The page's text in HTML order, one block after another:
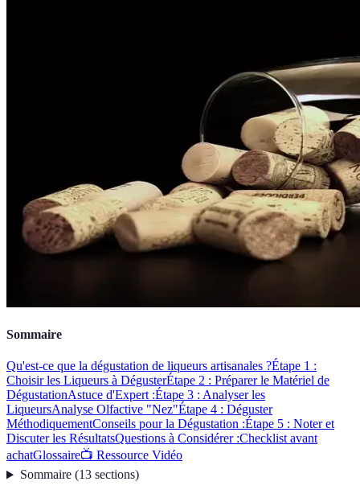
Sommaire
Qu'est-ce que la dégustation de liqueurs artisanales ?Étape 1 :
Choisir les Liqueurs à DégusterÉtape 2 : Préparer le Matériel de
DégustationAstuce d'Expert :Étape 3 : Analyser les
LiqueursAnalyse Olfactive "Nez"Étape 4 : Déguster
MéthodiquementConseils pour la Dégustation :Étape 5 : Noter et
Discuter les RésultatsQuestions à Considérer :Checklist avant
achatGlossaire📺 Ressource Vidéo
Sommaire(13 sections)